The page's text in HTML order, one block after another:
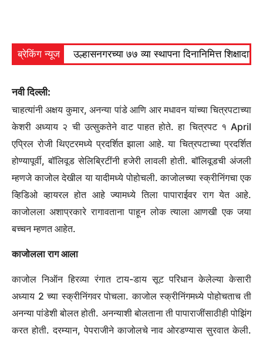
ब्रेकिंग न्यूज उल्हासनगरच्या ७७ व्या स्थापना दिनानिमित्त
नवी दिल्ली:
चाहत्यांनी अक्षय कुमार, अनन्या पांडे आणि आर मधावन यांच्या चित्रपटाच्या
केशरी अध्याय २ ची उत्सुकतेने वाट पाहत होते. हा चित्रपट १ April
एप्रिल रोजी थिएटरमध्ये प्रदर्शित झाला आहे. या चित्रपटाच्या प्रदर्शित
होण्यापूर्वी, बॉलिवूड सेलिब्रिटींनी हजेरी लावली होती. बॉलिवूडची अंजली
म्हणजे काजोल देखील या यादीमध्ये पोहोचली. काजोलच्या स्क्रीनिंगचा एक
व्हिडिओ व्हायरल होत आहे ज्यामध्ये तिला पापाराईवर राग येत आहे.
काजोलला अशाप्रकारे रागावताना पाहून लोक त्याला आणखी एक जया
बच्चन म्हणत आहेत.
काजोलला राग आला
काजोल निऑन हिरव्या रंगात टाय-डाय सूट परिधान केलेल्या केसारी
अध्याय 2 च्या स्क्रीनिंगवर पोचला. काजोल स्क्रीनिंगमध्ये पोहोचताच ती
अनन्या पांडेशी बोलत होती. अनन्याशी बोलताना ती पापाराजींसाठीही पोझिंग
करत होती. दरम्यान, पेपराजीने काजोलचे नाव ओरडण्यास सुरवात केली.